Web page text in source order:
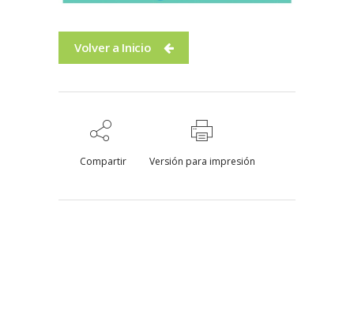
Volver a Inicio
Compartir Versión para impresión